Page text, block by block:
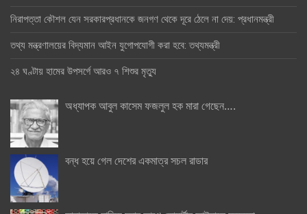
নিরাপত্তা কৌশল যেন সরকারপ্রধানকে জনগণ থেকে দূরে ঠেলে না দেয়: প্রধানমন্ত্রী
তথ্য মন্ত্রণালয়ের বিদ্যমান আইন যুগোপযোগী করা হবে: তথ্যমন্ত্রী
২৪ ঘণ্টায় হামের উপসর্গে আরও ৭ শিশুর মৃত্যু
অধ্যাপক আবুল কাসেম ফজলুল হক মারা গেছেন….
বন্ধ হয়ে গেল দেশের একমাত্র সচল রাডার